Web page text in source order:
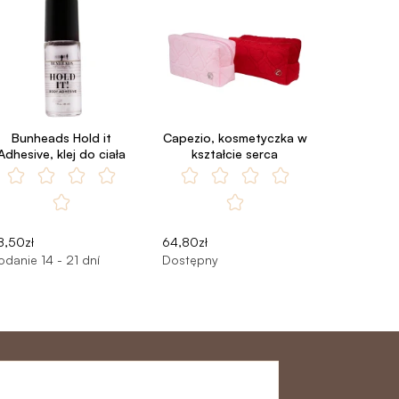
Bunheads Hold it
klej do ciała
14 - 21 dní
Capezio, kosmetyczka w
kształcie serca
64,80zł
Dostępny